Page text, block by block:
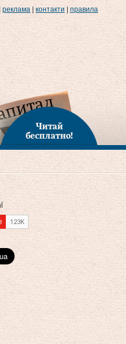
реклама контакти правила
Читай
бесплатно!